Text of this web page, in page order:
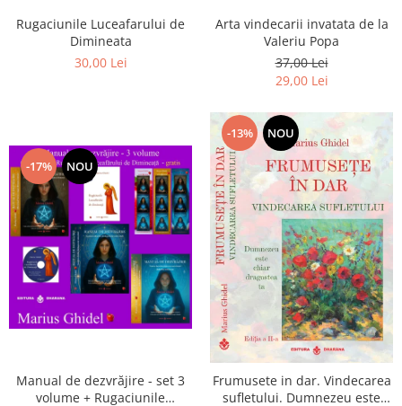
Rugaciunile Luceafarului de
Dimineata
30,00 Lei
Arta vindecarii invatata de la
Valeriu Popa
37,00 Lei
29,00 Lei
-17% NOU
Manual de dezvrăjire - set 3
volume + Rugaciunile
-13% NOU
Frumusete in dar. Vindecarea
sufletului. Dumnezeu este